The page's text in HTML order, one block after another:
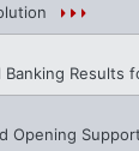
Results
Opening